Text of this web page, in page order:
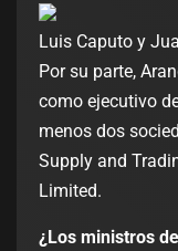
Luis Caputo y
Por su parte,
como ejecutivo
menos dos
Supply and
Limited.
¿Los ministros